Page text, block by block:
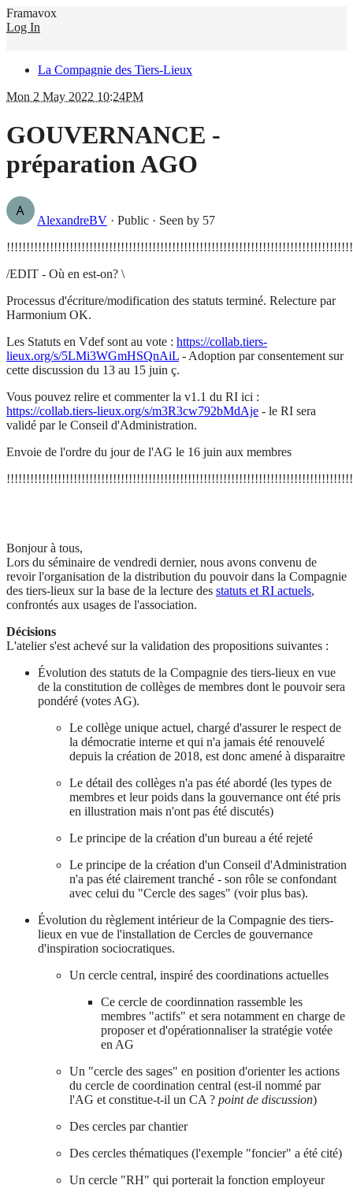
Framavox
Log In
La Compagnie des Tiers-Lieux
Mon 2 May 2022 10:24PM
GOUVERNANCE -
préparation AGO
AlexandreBV · Public · Seen by 57
/EDIT - Où en est-on? \
Processus d'écriture/modification des statuts terminé. Relecture par
Harmonium OK.
Les Statuts en Vdef sont au vote : https://collab.tiers-
lieux.org/s/5LMi3WGmHSQnAiL - Adoption par consentement sur
cette discussion du 13 au 15 juin ç.
Vous pouvez relire et commenter la v1.1 du RI ici :
https://collab.tiers-lieux.org/s/m3R3cw792bMdAje - le RI sera
validé par le Conseil d'Administration.
Envoie de l'ordre du jour de l'AG le 16 juin aux membres
Bonjour à tous,
Lors du séminaire de vendredi dernier, nous avons convenu de
revoir l'organisation de la distribution du pouvoir dans la Compagnie
des tiers-lieux sur la base de la lecture des statuts et RI actuels,
confrontés aux usages de l'association.
Décisions
L'atelier s'est achevé sur la validation des propositions suivantes :
Évolution des statuts de la Compagnie des tiers-lieux en vue
de la constitution de collèges de membres dont le pouvoir sera
pondéré (votes AG).
Le collège unique actuel, chargé d'assurer le respect de
la démocratie interne et qui n'a jamais été renouvelé
depuis la création de 2018, est donc amené à disparaitre
Le détail des collèges n'a pas été abordé (les types de
membres et leur poids dans la gouvernance ont été pris
en illustration mais n'ont pas été discutés)
Le principe de la création d'un bureau a été rejeté
Le principe de la création d'un Conseil d'Administration
n'a pas été clairement tranché - son rôle se confondant
avec celui du "Cercle des sages" (voir plus bas).
Évolution du règlement intérieur de la Compagnie des tiers-
lieux en vue de l'installation de Cercles de gouvernance
d'inspiration sociocratiques.
Un cercle central, inspiré des coordinations actuelles
Ce cercle de coordinnation rassemble les
membres "actifs" et sera notamment en charge de
proposer et d'opérationnaliser la stratégie votée
en AG
Un "cercle des sages" en position d'orienter les actions
du cercle de coordination central (est-il nommé par
l'AG et constitue-t-il un CA ? point de discussion)
Des cercles par chantier
Des cercles thématiques (l'exemple "foncier" a été cité)
Un cercle "RH" qui porterait la fonction employeur